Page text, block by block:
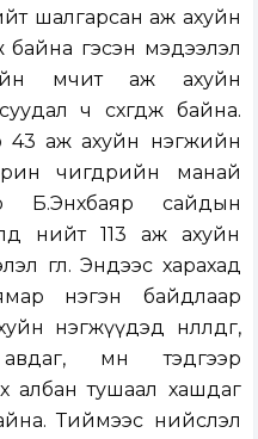
шалгарсан аж ахуйн
гэсэн мэдээлэл
өмчит аж ахуйн
ч сөхөгдөж байна.
43 аж ахуйн нэгжийн
өчигдрийн манай
Б.Энхбаяр сайдын
нийт 113 аж ахуйн
өглөө. Эндээс харахад
ямар нэгэн байдлаар
нэгжүүдэд нөлөөлдөг,
мөн тэдгээр
албан тушаал хашдаг
Тиймээс нийслэл